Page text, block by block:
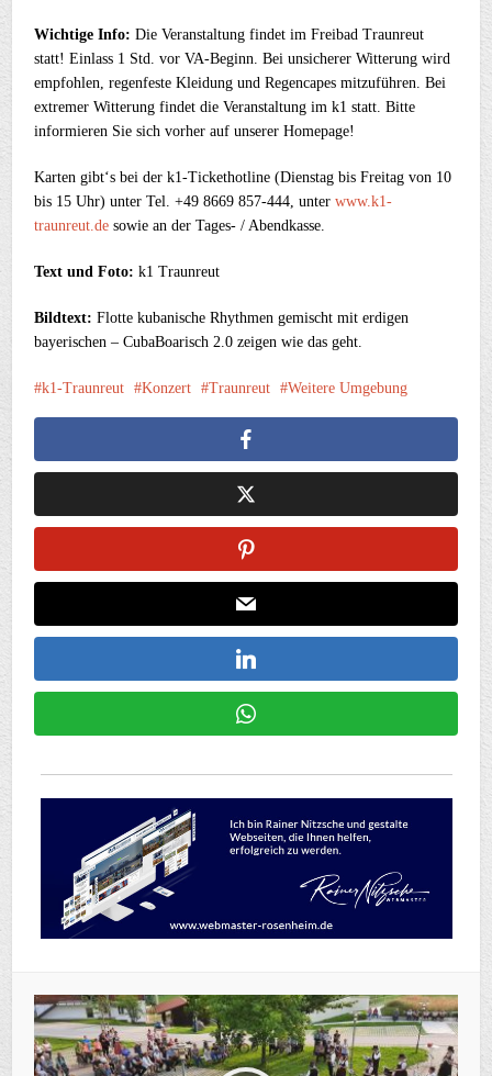
Wichtige Info: Die Veranstaltung findet im Freibad Traunreut
statt! Einlass 1 Std. vor VA-Beginn. Bei unsicherer Witterung wird
empfohlen, regenfeste Kleidung und Regencapes mitzuführen. Bei
extremer Witterung findet die Veranstaltung im k1 statt. Bitte
informieren Sie sich vorher auf unserer Homepage!
Karten gibt‘s bei der k1-Tickethotline (Dienstag bis Freitag von 10
bis 15 Uhr) unter Tel. +49 8669 857-444, unterwww.k1-
traunreut.de sowie an der Tages- / Abendkasse.
Text und Foto: k1 Traunreut
Bildtext: Flotte kubanische Rhythmen gemischt mit erdigen
bayerischen – CubaBoarisch 2.0 zeigen wie das geht.
k1-Traunreut Konzert Traunreut Weitere Umgebung